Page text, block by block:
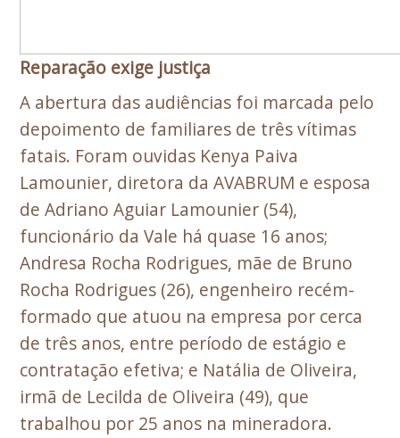
Reparação exige justiça
A abertura das audiências foi marcada pelo
depoimento de familiares de três vítimas
fatais. Foram ouvidas Kenya Paiva
Lamounier, diretora da AVABRUM e esposa
de Adriano Aguiar Lamounier (54),
funcionário da Vale há quase 16 anos;
Andresa Rocha Rodrigues, mãe de Bruno
Rocha Rodrigues (26), engenheiro recém-
formado que atuou na empresa por cerca
de três anos, entre período de estágio e
contratação efetiva; e Natália de Oliveira,
irmã de Lecilda de Oliveira (49), que
trabalhou por 25 anos na mineradora.